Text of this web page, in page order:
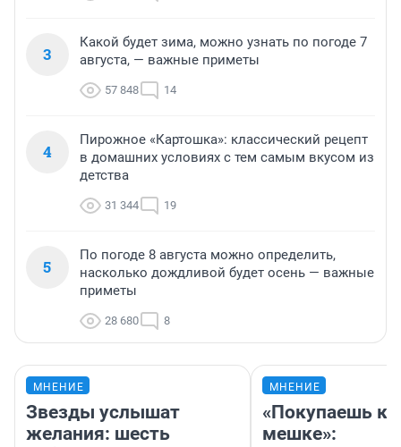
3
Какой будет зима, можно узнать по погоде 7
августа, — важные приметы
57 848 14
4
Пирожное «Картошка»: классический рецепт
в домашних условиях с тем самым вкусом из
детства
31 344 19
5
По погоде 8 августа можно определить,
насколько дождливой будет осень — важные
приметы
28 680 8
МНЕНИЕ
Звезды услышат
желания: шесть
МНЕНИЕ
«Покупаешь
мешке»: